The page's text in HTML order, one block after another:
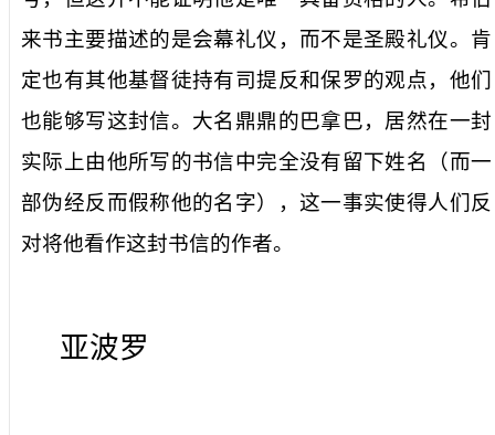
来书主要描述的是会幕礼仪，而不是圣殿礼仪。肯
定也有其他基督徒持有司提反和保罗的观点，他们
也能够写这封信。大名鼎鼎的巴拿巴，居然在一封
实际上由他所写的书信中完全没有留下姓名（而一
部伪经反而假称他的名字），这一事实使得人们反
对将他看作这封书信的作者。
亚波罗